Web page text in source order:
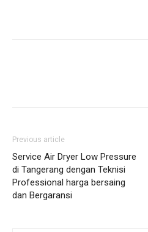
Previous article
Service Air Dryer Low Pressure
di Tangerang dengan Teknisi
Professional harga bersaing
dan Bergaransi